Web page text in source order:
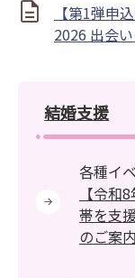
【第1弾申
2026 出会
結婚支援
各種イ
【令和
帯を支
のご案内